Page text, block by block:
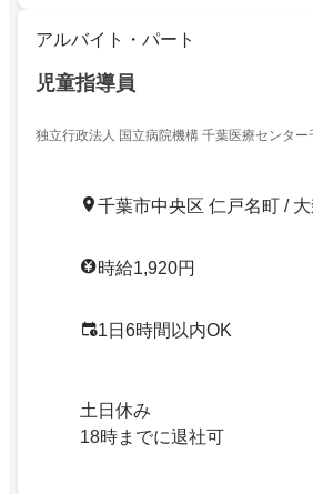
アルバイト・パート
児童指導員
独立行政法人 国立病院機構 千葉医療センター
千葉市中央区 仁戸名町 /
時給1,920円
1日6時間以内OK
土日休み
18時までに退社可